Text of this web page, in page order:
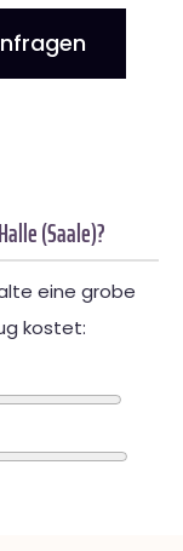
(Saale)?
eine grobe
kostet: